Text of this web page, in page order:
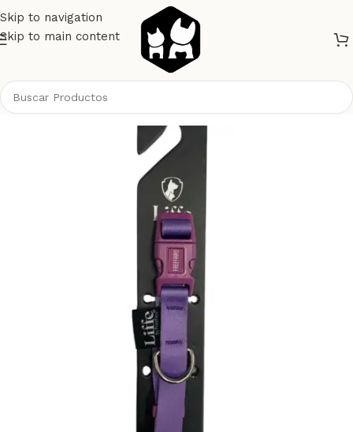
Skip to navigation
Skip to main content